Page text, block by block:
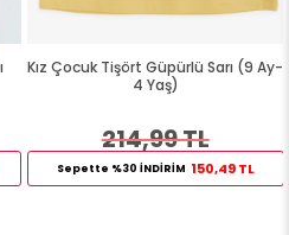
Kız Çocuk Tişört Güpürlü Sarı (9 Ay-
4 Yaş)
214,99 TL
Sepette %30 İNDİRİM 150,49 TL